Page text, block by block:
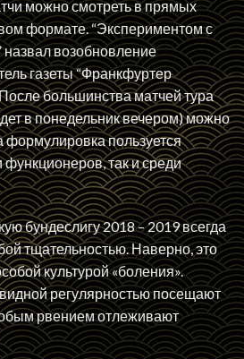
можно смотреть в прямых
формате. “Экспериментом с
возобновление
газеты “Франкфуртер
большинства матчей тура
в понедельник вечером) можно
формулировка пользуется
так и среди
бундеслигу 2018 – 2019 всегда
тщательностью. Наверно, это
культурой «боления».
регулярностью посещают
рвением отлеживают